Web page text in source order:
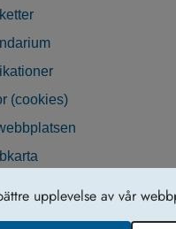
upplevelse av vår
(cookies)